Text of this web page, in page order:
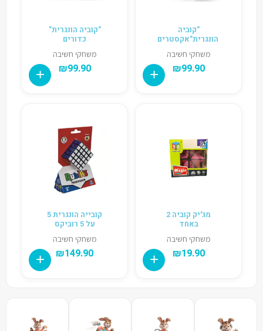
"קוביה
הונגרית"אקסטרים
משחקי חשיבה
₪99.90
"קוביה הונגרית"
כדורים
משחקי חשיבה
₪99.90
מג'יק קוביה 2
באחד
משחקי חשיבה
₪19.90
קובייה הונגרית 5
על 5 רוביקס
משחקי חשיבה
₪149.90